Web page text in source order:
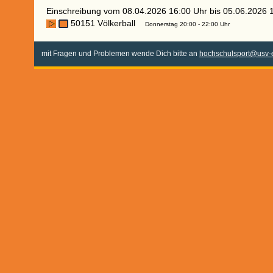
Einschreibung vom 08.04.2026 16:00 Uhr bis 05.06.2026
50151 Völkerball
Donnerstag 20:00 - 22:00 Uhr
mit Fragen und Problemen wende Dich bitte an hochschulsport@usv-